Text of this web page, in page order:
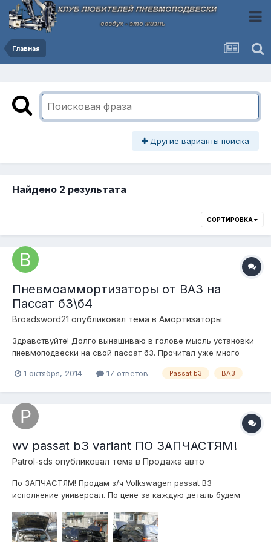
Главная
Другие варианты поиска
Найдено 2 результата
СОРТИРОВКА
Пневмоаммортизаторы от ВАЗ на
Пассат б3\б4
Broadsword21 опубликовал тема в Амортизаторы
Здравствуйте! Долго вынашиваю в голове мысль установки
пневмоподвески на свой пассат б3. Прочитал уже много
стойках Bilstein, но не хочется сильно заморачиваться со
под параметры стоек и т.д.)...
1 октября, 2014 17 ответов Passat b3 ВАЗ
wv passat b3 variant ПО ЗАПЧАСТЯМ!
Patrol-sds опубликовал тема в Продажа авто
По ЗАПЧАСТЯМ! Продам з/ч Volkswagen passat B3
исполнение универсал. По цене за каждую деталь будем
город Первоуральск, Свердловская обл. Телефон
+791220885трисемь. Или в личку.